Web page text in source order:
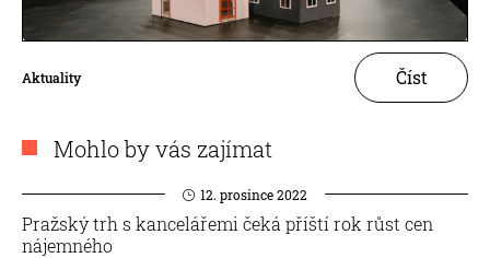
Aktuality Číst
Mohlo by vás zajímat
12. prosince 2022
Pražský trh s kancelářemi čeká příští rok růst cen
nájemného